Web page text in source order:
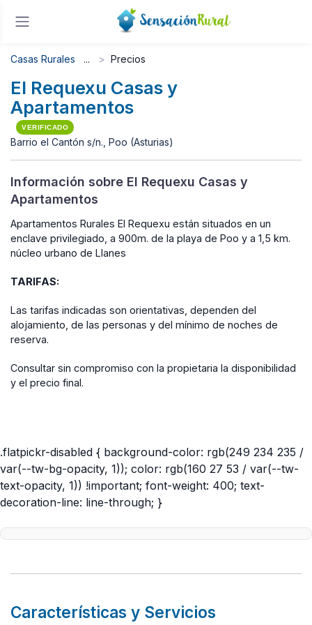
Casas Rurales Precios
El Requexu Casas y
Apartamentos
VERIFICADO
Barrio el Cantón s/n., Poo (Asturias)
Información sobre El Requexu Casas y
Apartamentos
Apartamentos Rurales El Requexu están situados en un
enclave privilegiado, a 900m. de la playa de Poo y a 1,5 km.
núcleo urbano de Llanes
TARIFAS:
Las tarifas indicadas son orientativas, dependen del
alojamiento, de las personas y del mínimo de noches de
reserva.
Consultar sin compromiso con la propietaria la disponibilidad
y el precio final.
Características y Servicios